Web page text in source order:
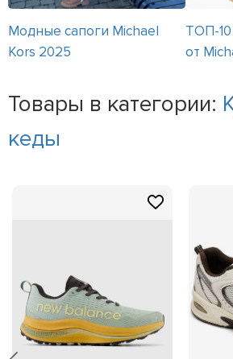
Модные сапоги Michael
Kors 2025
ТОП-10
от
Товары в категории:
кеды